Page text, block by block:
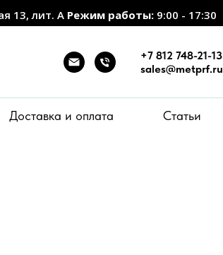
13, лит. А Режим работы: 9:00 - 17:30
+7 812 748-21-13
sales@metprf.ru
Доставка и оплата Статьи